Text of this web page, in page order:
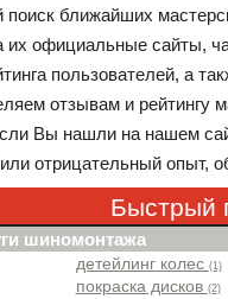
ближайших
их официальные сайты,
пользователей, а
отзывам и рейтингу
Вы нашли на нашем
отрицательный опыт,
Быстрый
шиномонтажа
детейлинг колес (1)
покраска дисков (2)